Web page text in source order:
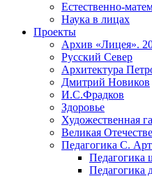
Естественно-
Наука в лицах
Проекты
Архив «Лицея».
Русский Север
Архитектура
Дмитрий Новиков
И.С.Фрадков
Здоровье
Художественная
Великая
Педагогика С.
Педагогика
Педагогика